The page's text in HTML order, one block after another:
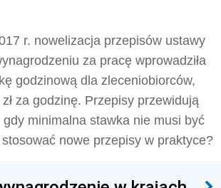
r. nowelizacja przepisów ustawy
za pracę wprowadziła
godzinową dla zleceniobiorców,
za godzinę. Przepisy przewidują
minimalna stawka nie musi być
nowe przepisy w praktyce?